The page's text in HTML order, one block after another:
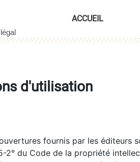
ACCUEIL
d'utilisation
fournis par les éditeurs
du Code de la propriété